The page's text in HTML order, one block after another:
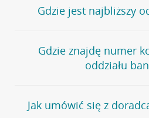
Gdzie jest najbliższy
Jeśli szukasz oddziału naszego
stronęPlacówki i bankomaty, na
wygodna wyszukiwarka.
oddziałów
Gdzie znajdę numer
oddziału
Bank Credit Agricole nie
telefonu do placówki bankowej.
Jak umówić się z